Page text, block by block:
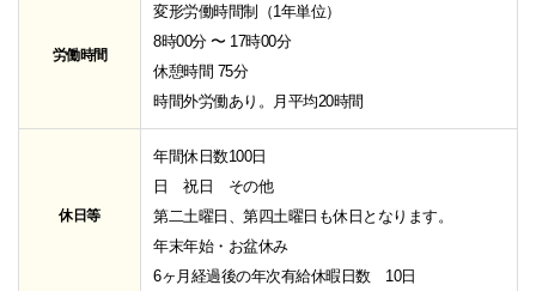
労働時間
変形労働時間制（1年単位）
8時00分 〜 17時00分
休憩時間 75分
時間外労働あり。月平均20時間
休日等
年間休日数100日
日 祝日 その他
第二土曜日、第四土曜日も休日となります。
年末年始・お盆休み
6ヶ月経過後の年次有給休暇日数 10日